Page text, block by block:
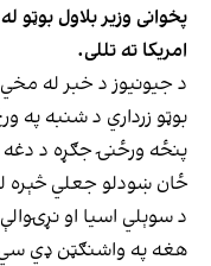
امریکا ته تللی.
د جیونیوز د خبر له
پنځه ورځنۍ جګړه د
ځان ښودلو جعلي څېره
د سوېلي اسیا او
هغه په واشنګټن ډي سي